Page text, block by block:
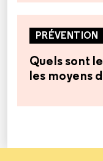
PRÉVENTION
Quels sont
les moyens